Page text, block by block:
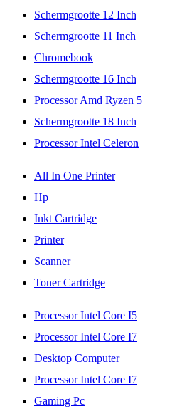
Schermgrootte 12 Inch
Schermgrootte 11 Inch
Chromebook
Schermgrootte 16 Inch
Processor Amd Ryzen 5
Schermgrootte 18 Inch
Processor Intel Celeron
All In One Printer
Hp
Inkt Cartridge
Printer
Scanner
Toner Cartridge
Processor Intel Core I5
Processor Intel Core I7
Desktop Computer
Processor Intel Core I7
Gaming Pc